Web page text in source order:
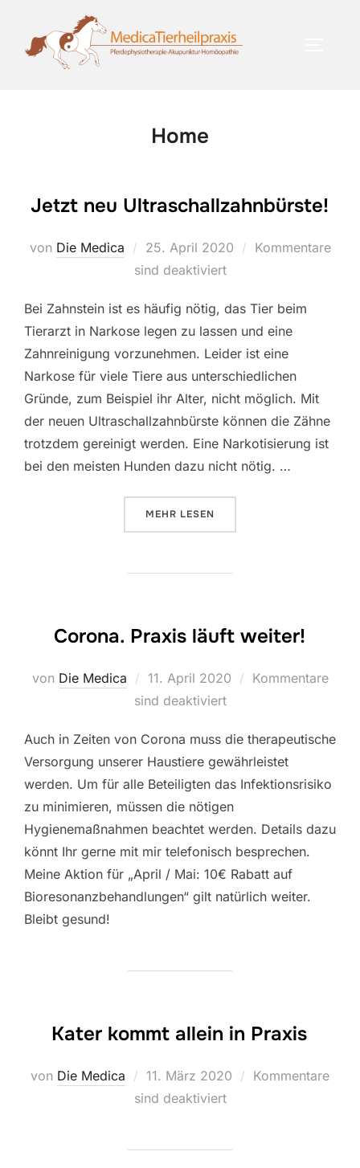
springen
Home
Jetzt neu Ultraschallzahnbürste!
von Die Medica
Veröffentlicht
am
25. April 2020
Kommentare
sind deaktiviert
Bei Zahnstein ist es häufig nötig, das Tier beim
Tierarzt in Narkose legen zu lassen und eine
Zahnreinigung vorzunehmen. Leider ist eine
Narkose für viele Tiere aus unterschiedlichen
Gründe, zum Beispiel ihr Alter, nicht möglich. Mit
der neuen Ultraschallzahnbürste können die Zähne
trotzdem gereinigt werden. Eine Narkotisierung ist
bei den meisten Hunden dazu nicht nötig. …
MEHR ÜBER „JETZT NEU
LESEN
Corona. Praxis läuft weiter!
von Die Medica
Veröffentlicht
am
11. April 2020
Kommentare
sind deaktiviert
Auch in Zeiten von Corona muss die therapeutische
Versorgung unserer Haustiere gewährleistet
werden. Um für alle Beteiligten das Infektionsrisiko
zu minimieren, müssen die nötigen
Hygienemaßnahmen beachtet werden. Details dazu
könnt Ihr gerne mit mir telefonisch besprechen.
Meine Aktion für „April / Mai: 10€ Rabatt auf
Bioresonanzbehandlungen“ gilt natürlich weiter.
Bleibt gesund!
Kater kommt allein in Praxis
von Die Medica
Veröffentlicht
am
11. März 2020
Kommentare
sind deaktiviert